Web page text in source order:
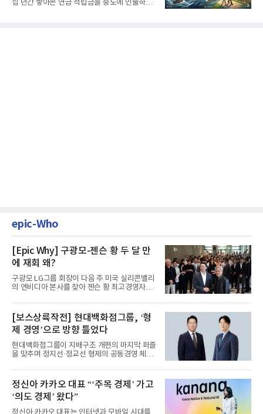
십 년간 쌓아온 연금 적립금을 중도에 인출하거
epic-Who
[Epic Why] 구광모-젠슨 황 두 달 만
에 재회 왜?
구광모 LG그룹 회장이 다음 주 미국 실리콘밸리
의 엔비디아 본사를 찾아 젠슨 황 최고경영자
[보스상륙작전] 현대백화점그룹, ‘형
제 경영’으로 방향 틀었다
현대백화점그룹이 지배구조 개편의 마지막 퍼즐
을 맞추며 정지선·정교선 형제의 공동경영 체제
정신아 카카오 대표 “‘주목 경제’ 가고
‘의도 경제’ 왔다”